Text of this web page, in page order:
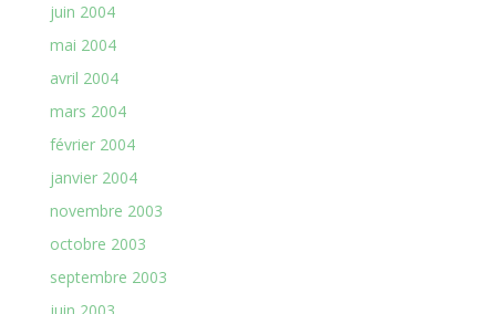
juin 2004
mai 2004
avril 2004
mars 2004
février 2004
janvier 2004
novembre 2003
octobre 2003
septembre 2003